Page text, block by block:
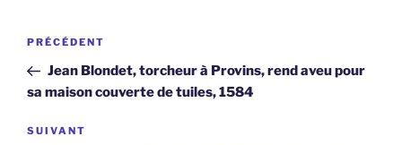
Navigation
l’article
Article
précédent
PRÉCÉDENT
Jean Blondet, torcheur à Provins, rend aveu pour
sa maison couverte de tuiles, 1584
Article
SUIVANT